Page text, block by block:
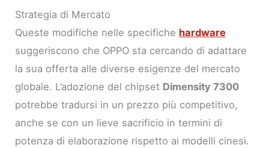
Strategia di Mercato
Queste modifiche nelle specifiche hardware
suggeriscono che OPPO sta cercando di adattare
la sua offerta alle diverse esigenze del mercato
globale. L’adozione del chipset Dimensity 7300
potrebbe tradursi in un prezzo più competitivo,
anche se con un lieve sacrificio in termini di
potenza di elaborazione rispetto ai modelli cinesi.